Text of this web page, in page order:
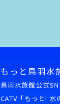
もっと鳥羽水
鳥羽水族館公式
CATV「もっと! 水